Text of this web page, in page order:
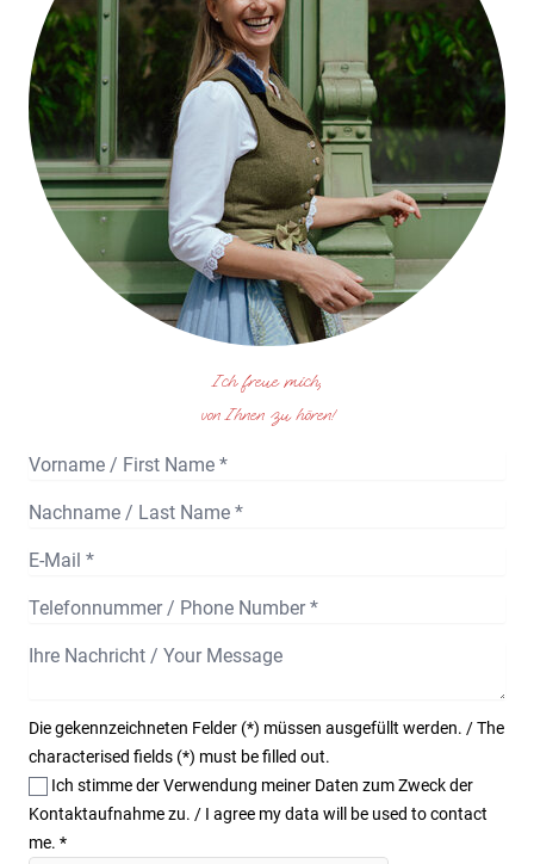
Ich freue mich,
von Ihnen zu hören!
Die gekennzeichneten Felder (*) müssen ausgefüllt werden. / The
characterised fields (*) must be filled out.
Ich stimme der Verwendung meiner Daten zum Zweck der
Kontaktaufnahme zu. / I agree my data will be used to contact
me. *